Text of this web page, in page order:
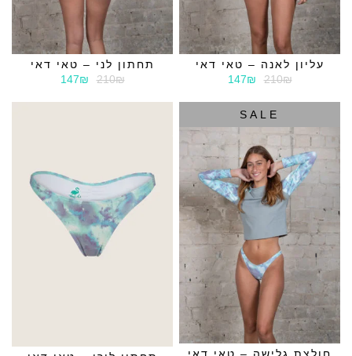
עליון לאנה – טאי דאי
210₪
147₪
תחתון לני – טאי דאי
210₪
147₪
SALE